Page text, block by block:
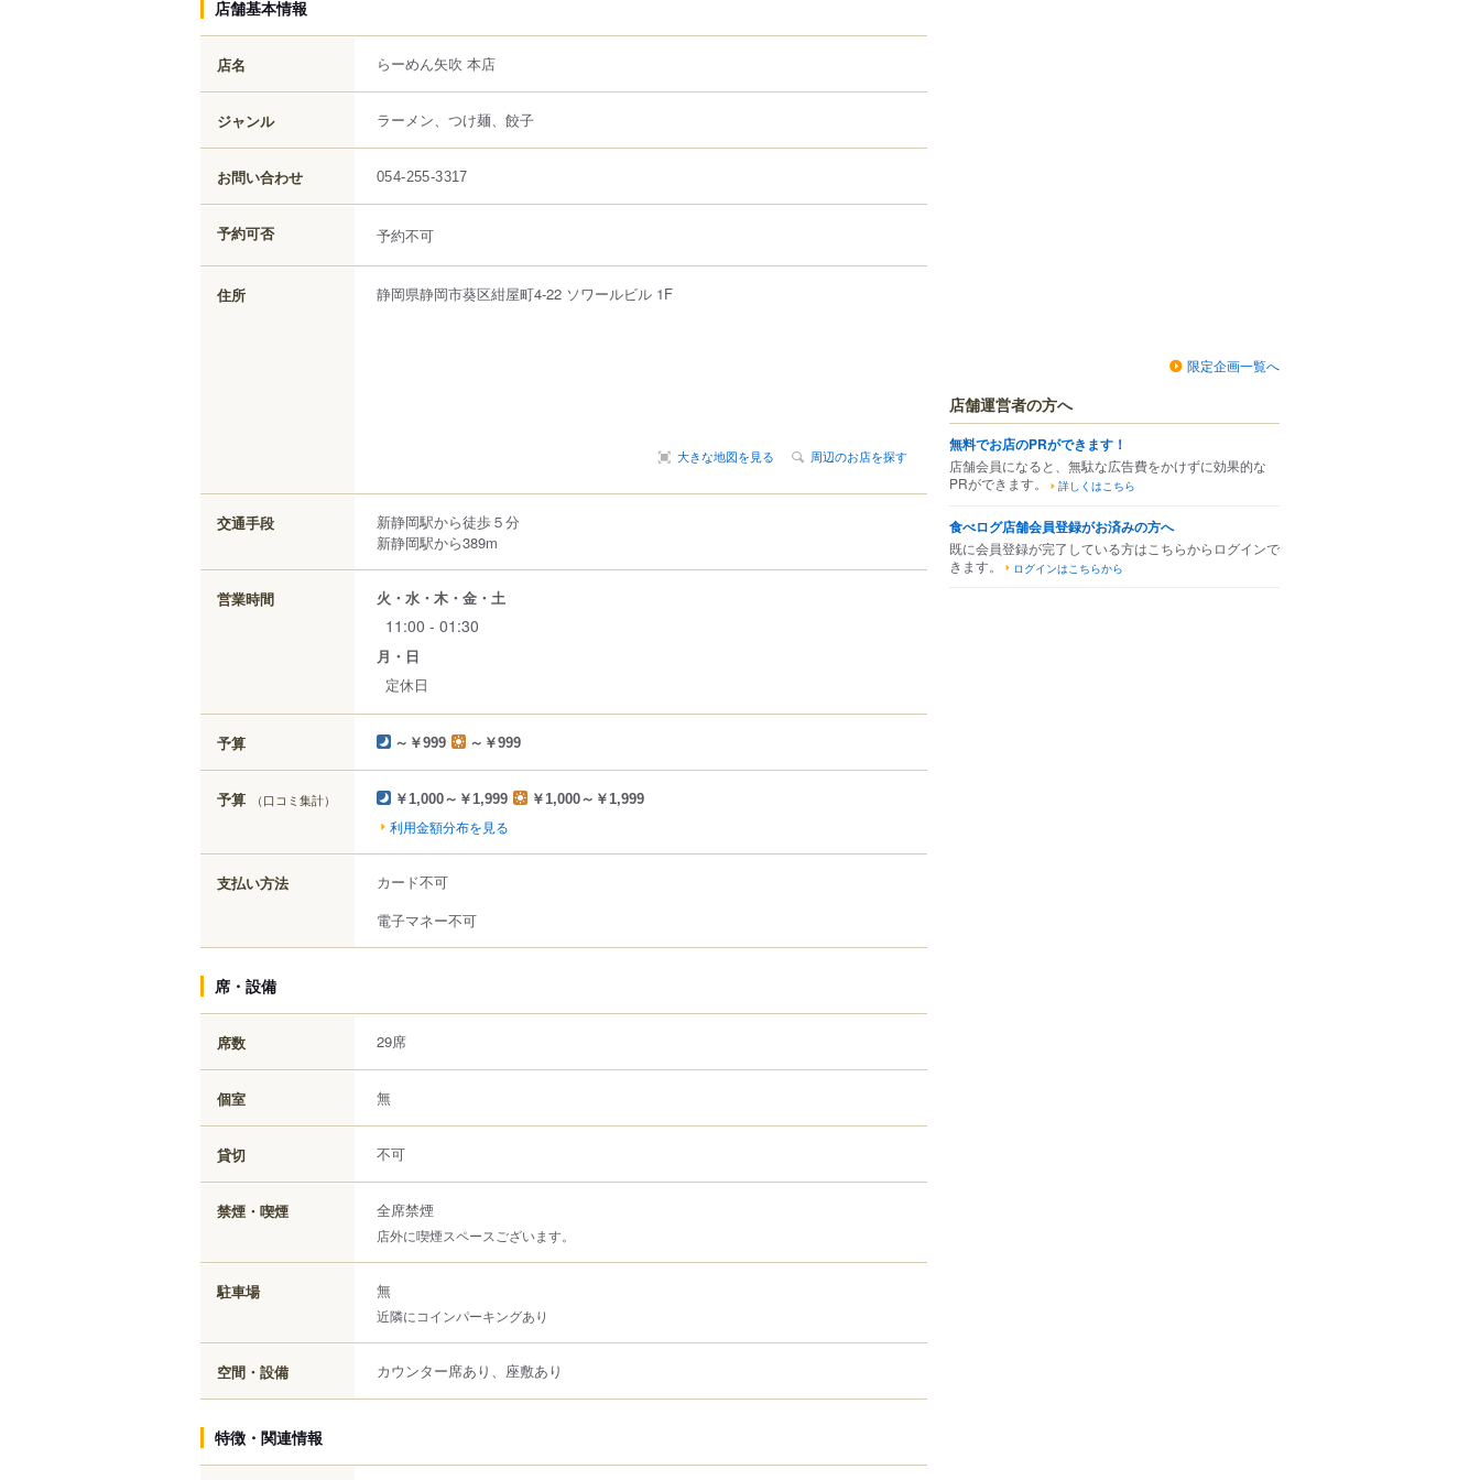
店舗基本情報
店名 らーめん矢吹 本店
ジャンル ラーメン、つけ麺、餃子
お問い合わせ 054-255-3317
予約可否 予約不可
住所 静岡県静岡市葵区紺屋町4-22 ソワールビル 1F
大きな地図を見る 周辺のお店を探す
交通手段
新静岡駅から徒歩５分
新静岡駅から389m
営業時間 火・水・木・金・土
11:00 - 01:30
月・日
定休日
予算 ～￥999 ～￥999
予算 （口コミ集計） ￥1,000～￥1,999 ￥1,000～￥1,999
利用金額分布を見る
支払い方法
カード不可
電子マネー不可
席・設備
席数 29席
個室 無
貸切 不可
禁煙・喫煙 全席禁煙
店外に喫煙スペースございます。
駐車場 無
近隣にコインパーキングあり
空間・設備 カウンター席あり、座敷あり
特徴・関連情報
限定企画一覧へ
店舗運営者の方へ
無料でお店のPRができます！
店舗会員になると、無駄な広告費をかけずに効果的な
PRができます。
詳しくはこちら
食べログ店舗会員登録がお済みの方へ
既に会員登録が完了している方はこちらからログインで
きます。
ログインはこちらから